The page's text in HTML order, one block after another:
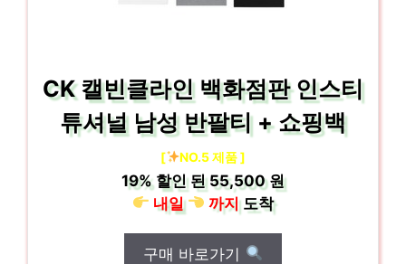
CK 캘빈클라인 백화점판 인스티
튜셔널 남성 반팔티 + 쇼핑백
[ NO.5 제품 ]
19% 할인 된55,500 원
내일
까지도착
구매 바로가기